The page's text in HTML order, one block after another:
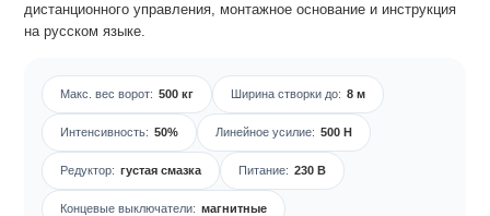
дистанционного управления, монтажное основание и инструкция
на русском языке.
Макс. вес ворот: 500 кг Ширина створки до: 8 м
Интенсивность: 50% Линейное усилие: 500 Н
Редуктор: густая смазка Питание: 230 В
Концевые выключатели: магнитные